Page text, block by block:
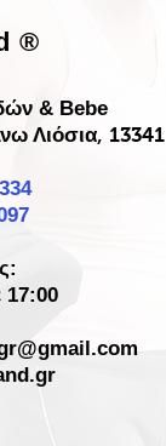
®
& Bebe
Λιόσια, 13341
17:00